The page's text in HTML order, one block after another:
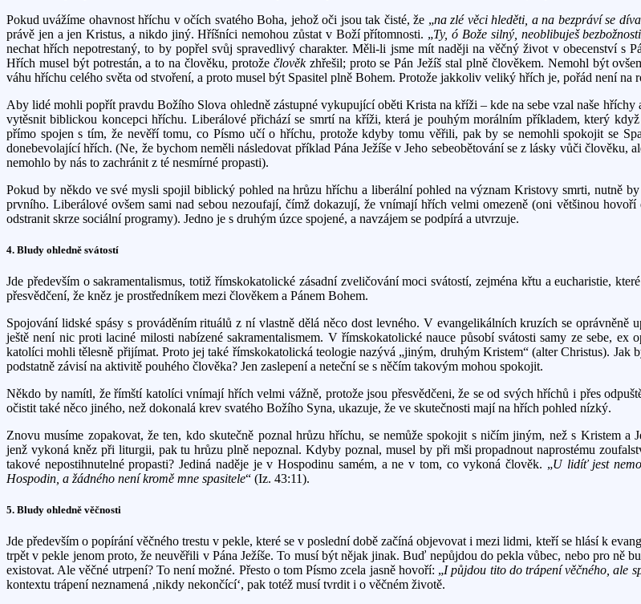
Pokud uvážíme ohavnost hříchu v očích svatého Boha, jehož oči jsou tak čisté, že „na zlé věci hleděti, a na bezpráví se
právě jen a jen Kristus, a nikdo jiný. Hříšníci nemohou zůstat v Boží přítomnosti. „Ty, ó Bože silný, neoblibuješ
nechat hřích nepotrestaný, to by popřel svůj spravedlivý charakter. Měli-li jsme mít naději na věčný život v obecenství s
Hřích musel být potrestán, a to na člověku, protože člověkzhřešil; proto se Pán Ježíš stal plně člověkem. Nemohl být
váhu hříchu celého světa od stvoření, a proto musel být Spasitel plně Bohem. Protože jakkoliv veliký hřích je, pořád není na
Aby lidé mohli popřít pravdu Božího Slova ohledně zástupné vykupující oběti Krista na kříži – kde na sebe vzal naše
vytěsnit biblickou koncepci hříchu. Liberálové přichází se smrtí na kříži, která je pouhým morálním příkladem, který
přímo spojen s tím, že nevěří tomu, co Písmo učí o hříchu, protože kdyby tomu věřili, pak by se nemohli spokojit se
donebevolající hřích. (Ne, že bychom neměli následovat příklad Pána Ježíše v Jeho sebeobětování se z lásky vůči
nemohlo by nás to zachránit z té nesmírné propasti).
Pokud by někdo ve své mysli spojil biblický pohled na hrůzu hříchu a liberální pohled na význam Kristovy smrti, nutně
prvního. Liberálové ovšem sami nad sebou nezoufají, čímž dokazují, že vnímají hřích velmi omezeně (oni většinou
odstranit skrze sociální programy). Jedno je s druhým úzce spojené, a navzájem se podpírá a utvrzuje.
4. Bludy ohledně svátostí
Jde především o sakramentalismus, totiž římskokatolické zásadní zveličování moci svátostí, zejména křtu a eucharistie,
přesvědčení, že kněz je prostředníkem mezi člověkem a Pánem Bohem.
Spojování lidské spásy s prováděním rituálů z ní vlastně dělá něco dost levného. V evangelikálních kruzích se
ještě není nic proti laciné milosti nabízené sakramentalismem. V římskokatolické nauce působí svátosti samy ze sebe,
katolíci mohli tělesně přijímat. Proto jej také římskokatolická teologie nazývá „jiným, druhým Kristem“ (alter Christus). Jak
podstatně závisí na aktivitě pouhého člověka? Jen zaslepení a neteční se s něčím takovým mohou spokojit.
Někdo by namítl, že římští katolíci vnímají hřích velmi vážně, protože jsou přesvědčeni, že se od svých hříchů i přes
očistit také něco jiného, než dokonalá krev svatého Božího Syna, ukazuje, že ve skutečnosti mají na hřích pohled nízký.
Znovu musíme zopakovat, že ten, kdo skutečně poznal hrůzu hříchu, se nemůže spokojit s ničím jiným, než s Kristem
jenž vykoná kněz při liturgii, pak tu hrůzu plně nepoznal. Kdyby poznal, musel by při mši propadnout naprostému
takové nepostihnutelné propasti? Jediná naděje je v Hospodinu samém, a ne v tom, co vykoná člověk. „U lidíť jest
Hospodin, a žádného není kromě mne spasitele“ (Iz. 43:11).
5. Bludy ohledně věčnosti
Jde především o popírání věčného trestu v pekle, které se v poslední době začíná objevovat i mezi lidmi, kteří se hlásí k
trpět v pekle jenom proto, že neuvěřili v Pána Ježíše. To musí být nějak jinak. Buď nepůjdou do pekla vůbec, nebo pro ně
existovat. Ale věčné utrpení? To není možné. Přesto o tom Písmo zcela jasně hovoří: „I půjdou tito do trápení věčného, ale
kontextu trápení neznamená ‚nikdy nekončící‘, pak totéž musí tvrdit i o věčném životě.